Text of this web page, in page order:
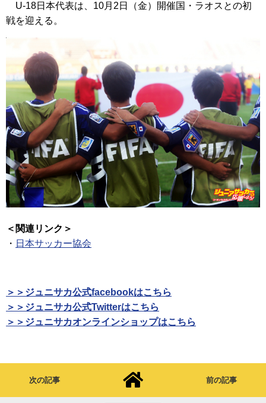
U-18日本代表は、10月2日（金）開催国・ラオスとの初
戦を迎える。
＜関連リンク＞
・ 日本サッカー協会
＞＞ジュニサカ公式facebookはこちら
＞＞ジュニサカ公式Twitterはこちら
＞＞ジュニサカオンラインショップはこちら
次の記事 前の記事